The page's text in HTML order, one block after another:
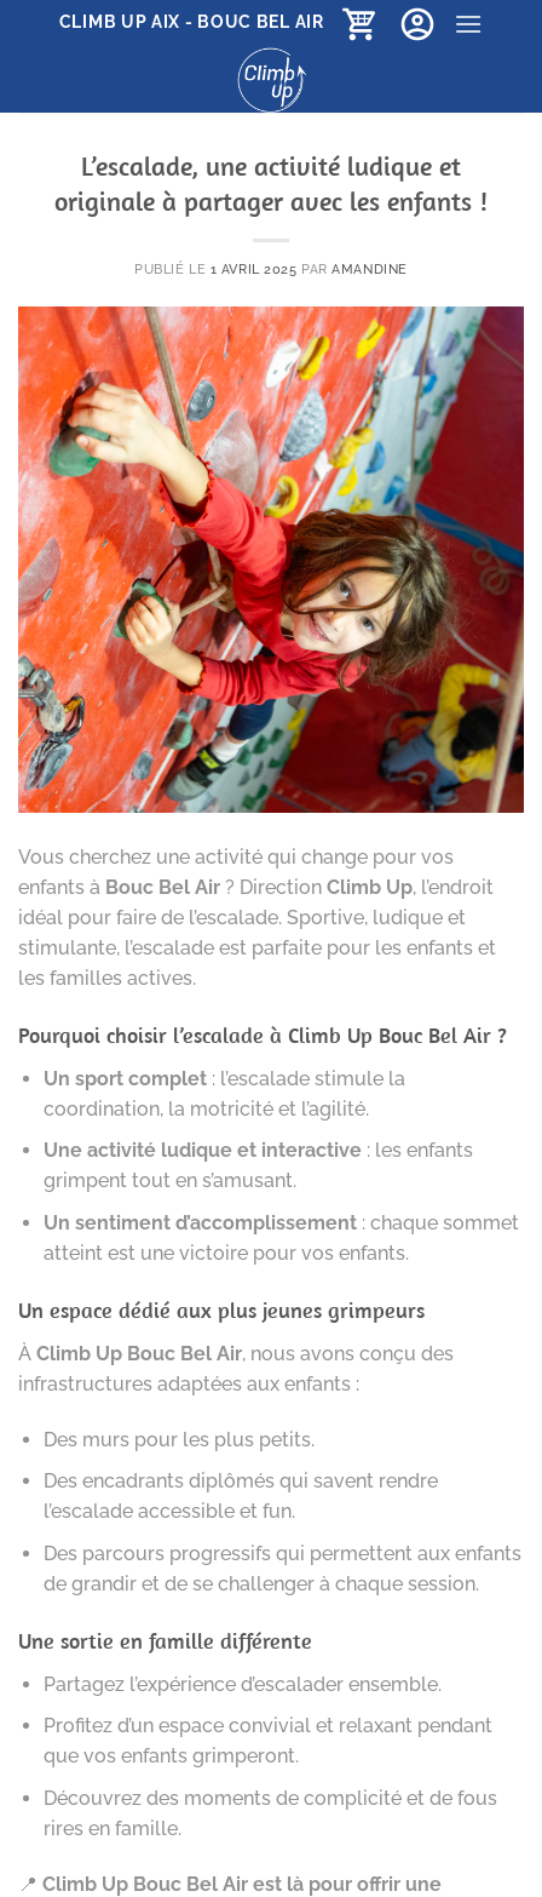
PasserCLIMB UP AIX - BOUC BEL AIR
L’escalade, une activité ludique et
originale à partager avec les enfants !
PUBLIÉ LE 1 AVRIL 2025 PARAMANDINE
Vous cherchez une activité qui change pour vos
enfants à Bouc Bel Air ? Direction Climb Up, l’endroit
idéal pour faire de l’escalade. Sportive, ludique et
stimulante, l’escalade est parfaite pour les enfants et
les familles actives.
Pourquoi choisir l’escalade à Climb Up Bouc Bel Air ?
Un sport complet: l’escalade stimule la
coordination, la motricité et l’agilité.
Une activité ludique et interactive: les enfants
grimpent tout en s’amusant.
Un sentiment d’accomplissement: chaque sommet
atteint est une victoire pour vos enfants.
Un espace dédié aux plus jeunes grimpeurs
À Climb Up Bouc Bel Air, nous avons conçu des
infrastructures adaptées aux enfants :
Des murs pour les plus petits.
Des encadrants diplômés qui savent rendre
l’escalade accessible et fun.
Des parcours progressifs qui permettent aux enfants
de grandir et de se challenger à chaque session.
Une sortie en famille différente
Partagez l’expérience d’escalader ensemble.
Profitez d’un espace convivial et relaxant pendant
que vos enfants grimperont.
Découvrez des moments de complicité et de fous
rires en famille.
📍 Climb Up Bouc Bel Air est là pour offrir une